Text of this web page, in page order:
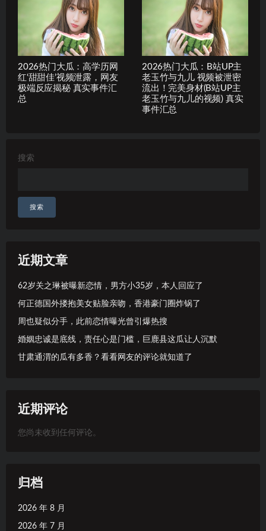
2026热门大瓜：高学历网
红‘甜甜佳’视频泄露，网友
极端反应揭秘 真实事件汇
总
2026热门大瓜：B站UP主
老玉竹与九儿 视频被泄密
流出！完美身材(B站UP主
老玉竹与九儿的视频) 真实
事件汇总
搜索
搜索
近期文章
62岁关之琳被曝新恋情，男方小35岁，本人回应了
何正德国外搂抱美女贴脸亲吻，香港豪门圈炸锅了
周也疑似分手，此前恋情曝光曾引爆热搜
婚姻忠诚是底线，责任心是门槛，巨鹿县这瓜让人沉默
甘肃通渭的瓜有多香？看看网友的评论就知道了
近期评论
您尚未收到任何评论。
归档
2026 年 8 月
2026 年 7 月